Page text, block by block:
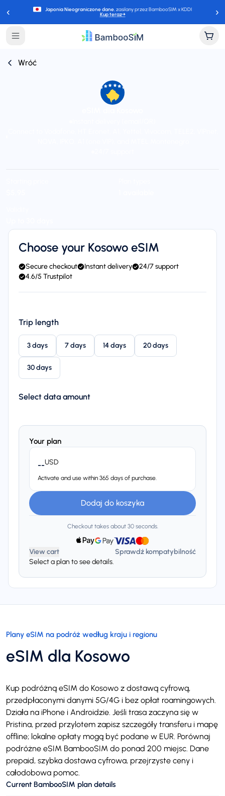
‹ Japonia Nieograniczone dane, zasilany przez BambooSIM x KDDI
Kup teraz→ ›
Wróć
Choose your Kosowo eSIM
Secure checkout Instant delivery
24/7 support
4.6/5 Trustpilot
Trip length
3 days 7 days 14 days 20 days
30 days
Select data amount
Your plan
--USD
Activate and use within 365 days of purchase.
Dodaj do koszyka
Checkout takes about 30 seconds.
View cart
Sprawdź kompatybilność
Select a plan to see details.
Plany eSIM na podróż według kraju i regionu
eSIM dla Kosowo
Kup podróżną eSIM do Kosowo z dostawą cyfrową,
przedpłaconymi danymi 5G/4G i bez opłat roamingowych.
Działa na iPhone i Androidzie. Jeśli trasa zaczyna się w
Pristina, przed przylotem zapisz szczegóły transferu i mapę
offline; lokalne opłaty mogą być podane w EUR. Porównaj
podróżne eSIM BambooSIM do ponad 200 miejsc. Dane
prepaid, szybka dostawa cyfrowa, przejrzyste ceny i
całodobowa pomoc.
Current BambooSIM plan details